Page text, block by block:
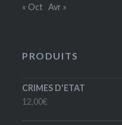
« Oct Avr »
PRODUITS
CRIMES D'ETAT
12,00€